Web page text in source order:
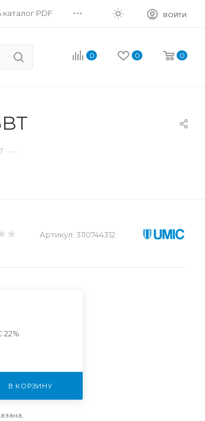
каталог PDF ... ВОЙТИ
0 0 0
—
Артикул: 3110744312
22%
В КОРЗИНУ